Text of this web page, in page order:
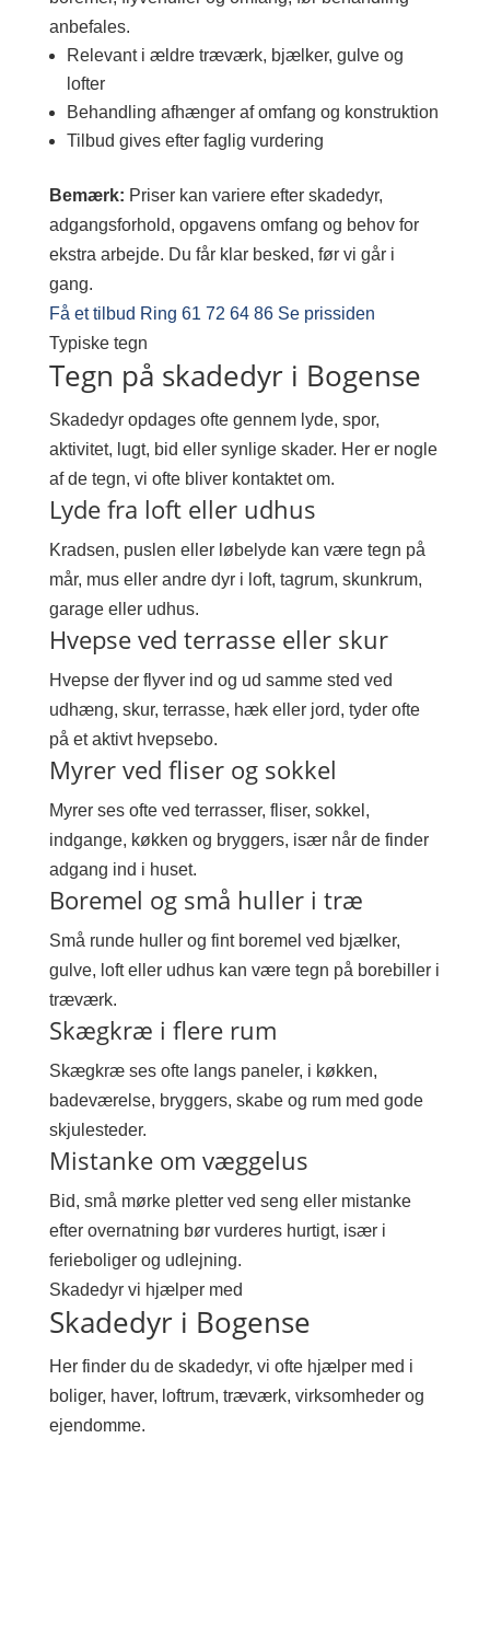
anbefales.
Relevant i ældre træværk, bjælker, gulve og
lofter
Behandling afhænger af omfang og konstruktion
Tilbud gives efter faglig vurdering
Bemærk: Priser kan variere efter skadedyr,
adgangsforhold, opgavens omfang og behov for
ekstra arbejde. Du får klar besked, før vi går i
gang.
Få et tilbud Ring 61 72 64 86 Se prissiden
Typiske tegn
Tegn på skadedyr i Bogense
Skadedyr opdages ofte gennem lyde, spor,
aktivitet, lugt, bid eller synlige skader. Her er nogle
af de tegn, vi ofte bliver kontaktet om.
Lyde fra loft eller udhus
Kradsen, puslen eller løbelyde kan være tegn på
mår, mus eller andre dyr i loft, tagrum, skunkrum,
garage eller udhus.
Hvepse ved terrasse eller skur
Hvepse der flyver ind og ud samme sted ved
udhæng, skur, terrasse, hæk eller jord, tyder ofte
på et aktivt hvepsebo.
Myrer ved fliser og sokkel
Myrer ses ofte ved terrasser, fliser, sokkel,
indgange, køkken og bryggers, især når de finder
adgang ind i huset.
Boremel og små huller i træ
Små runde huller og fint boremel ved bjælker,
gulve, loft eller udhus kan være tegn på borebiller i
træværk.
Skægkræ i flere rum
Skægkræ ses ofte langs paneler, i køkken,
badeværelse, bryggers, skabe og rum med gode
skjulesteder.
Mistanke om væggelus
Bid, små mørke pletter ved seng eller mistanke
efter overnatning bør vurderes hurtigt, især i
ferieboliger og udlejning.
Skadedyr vi hjælper med
Skadedyr i Bogense
Her finder du de skadedyr, vi ofte hjælper med i
boliger, haver, loftrum, træværk, virksomheder og
ejendomme.